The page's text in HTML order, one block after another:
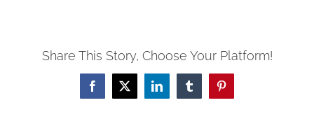
Share This Story, Choose Your Platform!
Facebook
X LinkedInTumblrPinterest